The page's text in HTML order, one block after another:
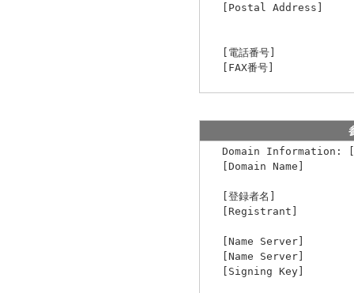
[Postal
[電話番号]
[FAX番号]
Domain Information: [
[Domain
[登録者名] 株
[Registrant]
[Name
[Name
[Signing